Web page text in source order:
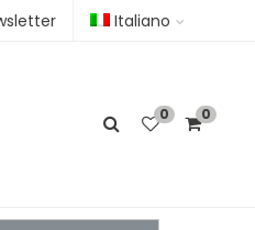
Italiano
0 0